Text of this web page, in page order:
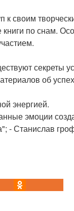
к своим
по снам.
секреты
об
энергией.
эмоции
- Станислав